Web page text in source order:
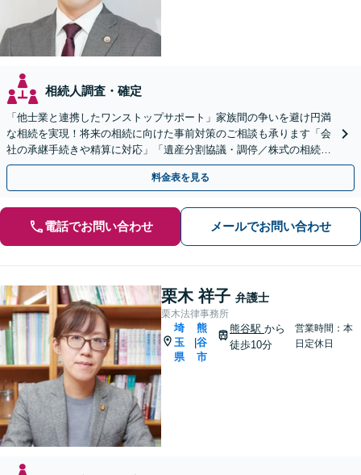
相続人調査・確定
「他士業と連携したワンストップサポート」家族間の争いを避け円満
な相続を実現！将来の相続に向けた事前対策のご相談も承ります「会
社の承継手続きや精算に対応」「遺産分割協議・調停／株式の相続／
使い込み／成年後見／遺言書作成など」
料金表を見る
電話でお問い合わせ メールでお問い合わせ
栗木 祥子 弁護士
栗木法律事務所
埼
玉
県
熊
谷
市
熊谷駅 から
徒歩10分
営業時間：本
日定休日